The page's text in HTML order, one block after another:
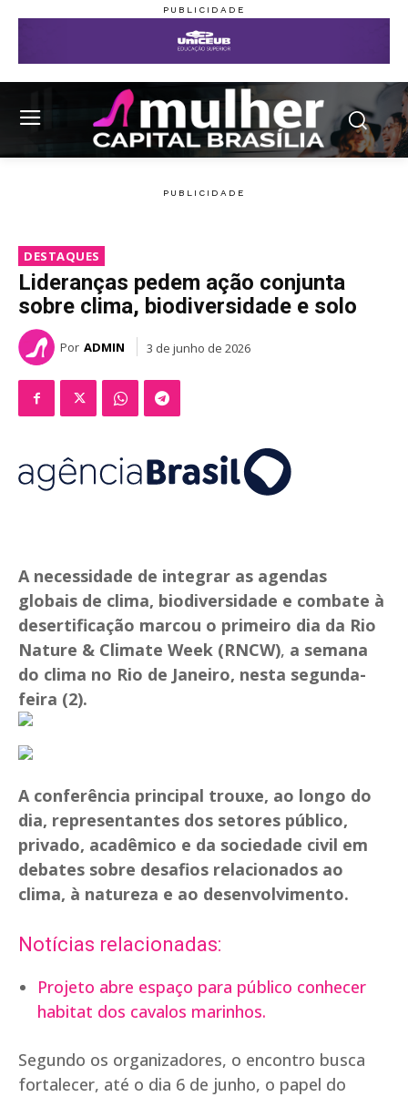
DESTAQUES
Lideranças pedem ação conjunta
sobre clima, biodiversidade e solo
Por ADMIN 3 de junho de 2026
A necessidade de integrar as agendas
globais de clima, biodiversidade e combate à
desertificação marcou o primeiro dia da Rio
Nature & Climate Week (RNCW), a semana
do clima no Rio de Janeiro, nesta segunda-
feira (2).
A conferência principal trouxe, ao longo do
dia, representantes dos setores público,
privado, acadêmico e da sociedade civil em
debates sobre desafios relacionados ao
clima, à natureza e ao desenvolvimento.
Notícias relacionadas:
Projeto abre espaço para público conhecer
habitat dos cavalos marinhos.
Segundo os organizadores, o encontro busca
fortalecer, até o dia 6 de junho, o papel do